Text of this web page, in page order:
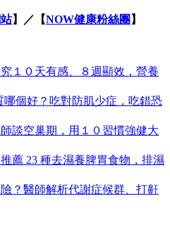
】／【NOW健康粉絲團 】
１０天有感、８週顯效，營養
個好？吃對防肌少症，吃錯恐
談空巢期，用１０習慣強健大
薦 23 種去濕養脾胃食物，排濕
？醫師解析代謝症候群、打鼾